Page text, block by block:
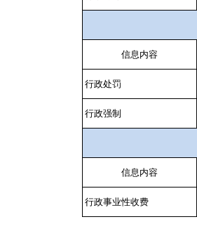
信息内容
行政处罚
行政强制
信息内容
行政事业性收费